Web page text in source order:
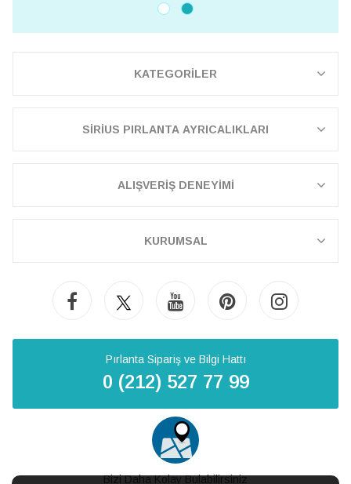
KATEGORİLER
SİRİUS PIRLANTA AYRICALIKLARI
ALIŞVERİŞ DENEYİMİ
KURUMSAL
Pırlanta Sipariş ve Bilgi Hattı
0 (212) 527 77 99
Bizi Daha Kolay Bulabilirsiniz